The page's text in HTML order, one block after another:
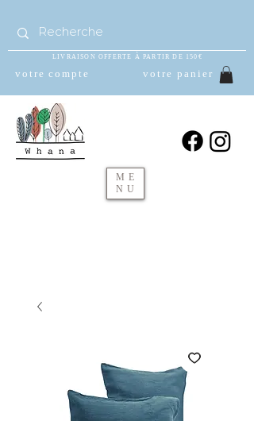
LIVRAISON OFFERTE À PARTIR DE 150€
votre compte votre panier
ME
NU